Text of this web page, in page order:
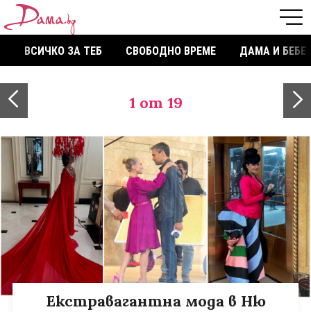
ВСИЧКО ЗА ТЕБ СВОБОДНО ВРЕМЕ ДАМА И БЕБЕ
1 от 19
Екстравагантна мода в Ню